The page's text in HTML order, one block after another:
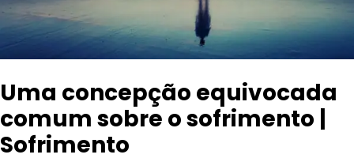
Uma concepção equivocada
comum sobre o sofrimento |
Sofrimento